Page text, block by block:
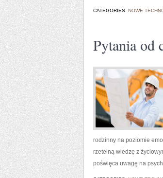
CATEGORIES: NOWE
Pytania od
rodzinny na poziomie
rzetelną wiedzę z
poświęca uwagę na